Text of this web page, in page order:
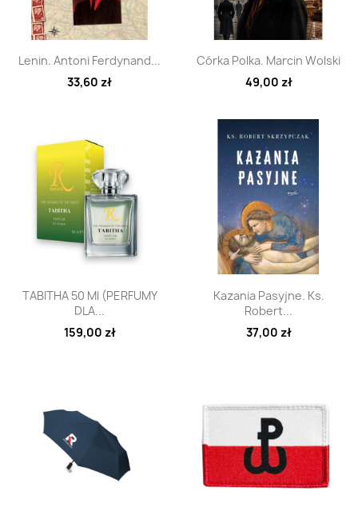
 Szybki podgląd
Lenin. Antoni Ferdynand...
33,60 zł
Szybki podgląd
Córka Polka. Marcin Wolski
49,00 zł
Szybki podgląd
TABITHA 50 Ml (PERFUMY
DLA...
159,00 zł
Szybki podgląd
Kazania Pasyjne. Ks.
Robert...
37,00 zł